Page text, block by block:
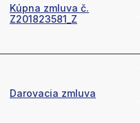
Kúpna zmluva č.
Z201823581_Z
Darovacia zmluva